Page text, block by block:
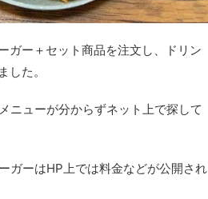
ガー＋セット商品を注文し、ドリン
た。
ニューが分からずネット上で探して
ガーはHP上では料金などが公開され